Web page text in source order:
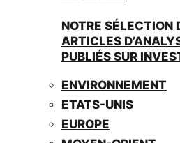
NOTRE SÉLECTION
ARTICLES
PUBLIÉS SUR
ENVIRONNEMENT
ETATS-UNIS
EUROPE